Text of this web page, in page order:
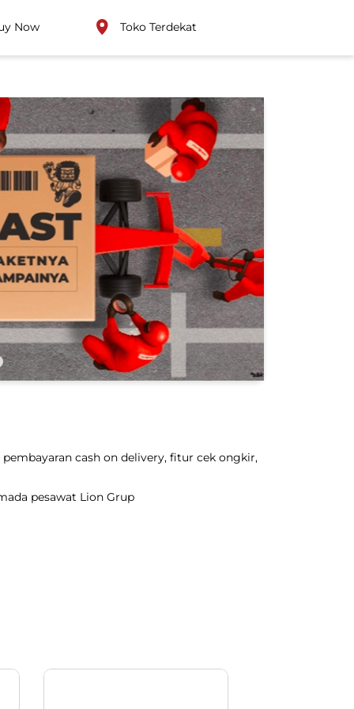
Now Toko Terdekat
cash on delivery, fitur cek ongkir,
pesawat Lion Grup